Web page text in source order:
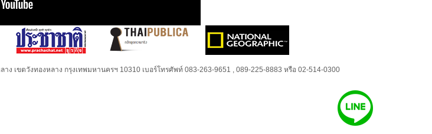
ง เขตวังทองหลาง กรุงเทพมหานครฯ 10310 เบอร์โทรศัพท์ 083-263-9651 , 089-225-8883 หรือ 02-514-0300